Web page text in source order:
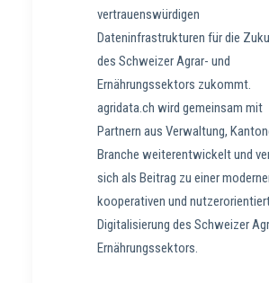
vertrauenswürdigen
Dateninfrastrukturen für die
des Schweizer Agrar- und
Ernährungssektors zukommt.
agridata.ch wird gemeinsam mit
Partnern aus Verwaltung,
Branche weiterentwickelt und
sich als Beitrag zu einer
kooperativen und
Digitalisierung des Schweizer
Ernährungssektors.